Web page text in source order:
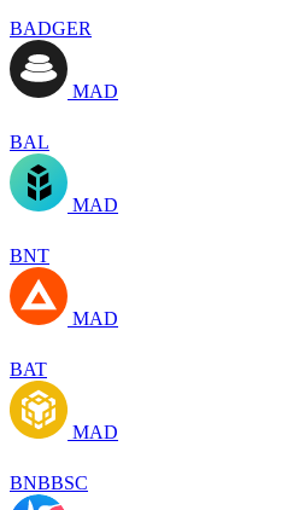
BADGER
MAD
BAL
MAD
BNT
MAD
BAT
MAD
BNBBSC